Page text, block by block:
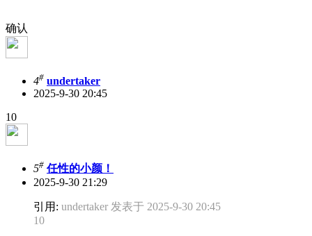
确认
4# undertaker
2025-9-30 20:45
10
5# 任性的小颜！
2025-9-30 21:29
引用: undertaker 发表于 2025-9-30 20:45
10